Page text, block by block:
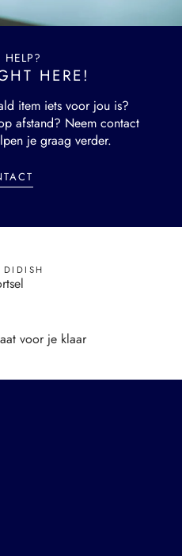
HELP?
HERE!
item iets voor jou is?
afstand? Neem contact
je graag verder.
DIDISH
voor je klaar